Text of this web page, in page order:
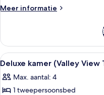
Meer informatie
Meer
Alle
foto's
voor
Deluxe
8
Deluxe kamer (Valley View
Max. aantal: 4
1 tweepersoonsbed